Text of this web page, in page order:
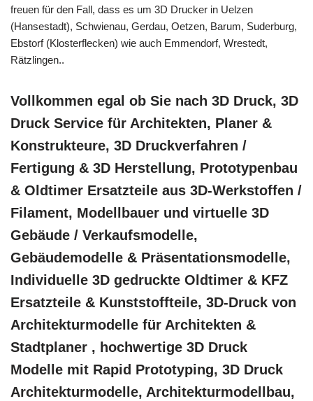
freuen für den Fall, dass es um 3D Drucker in Uelzen
(Hansestadt), Schwienau, Gerdau, Oetzen, Barum, Suderburg,
Ebstorf (Klosterflecken) wie auch Emmendorf, Wrestedt,
Rätzlingen..
Vollkommen egal ob Sie nach 3D Druck, 3D
Druck Service für Architekten, Planer &
Konstrukteure, 3D Druckverfahren /
Fertigung & 3D Herstellung, Prototypenbau
& Oldtimer Ersatzteile aus 3D-Werkstoffen /
Filament, Modellbauer und virtuelle 3D
Gebäude / Verkaufsmodelle,
Gebäudemodelle & Präsentationsmodelle,
Individuelle 3D gedruckte Oldtimer & KFZ
Ersatzteile & Kunststoffteile, 3D-Druck von
Architekturmodelle für Architekten &
Stadtplaner , hochwertige 3D Druck
Modelle mit Rapid Prototyping, 3D Druck
Architekturmodelle, Architekturmodellbau,